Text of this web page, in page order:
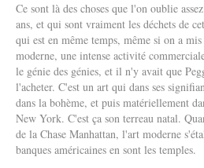
Ce sont là des choses que l'on oublie
ans, et qui sont vraiment les déchets de
qui est en même temps, même si on a
moderne, une intense activité
le génie des génies, et il n'y avait que
l'acheter. C'est un art qui dans ses
dans la bohème, et puis matériellement
New York. C'est ça son terreau natal.
de la Chase Manhattan, l'art moderne
banques américaines en sont les temples.